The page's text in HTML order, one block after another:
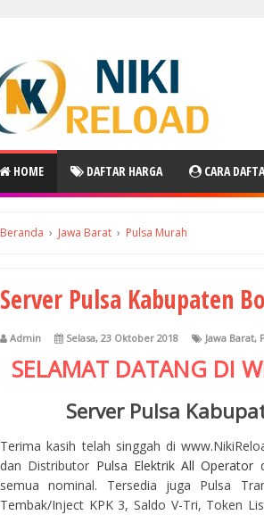
HOME DAFTAR HARGA CARA
Beranda › Jawa Barat › Pulsa Murah
Server Pulsa Kabupaten
Admin Selasa, 23 Oktober 2018 Jawa Barat,
SELAMAT DATANG DI
Server Pulsa
Terima kasih telah singgah di
dan Distributor Pulsa Elektrik All Operator
semua nominal. Tersedia juga Pulsa
Tembak/Inject KPK 3, Saldo V-Tri, Token